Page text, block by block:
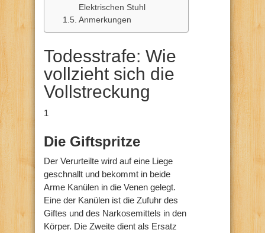
Elektrischen Stuhl
Anmerkungen
Todesstrafe: Wie
vollzieht sich die
Vollstreckung
1
Die Giftspritze
Der Verurteilte wird auf eine Liege
geschnallt und bekommt in beide
Arme Kanülen in die Venen gelegt.
Eine der Kanülen ist die Zufuhr des
Giftes und des Narkosemittels in den
Körper. Die Zweite dient als Ersatz